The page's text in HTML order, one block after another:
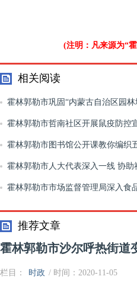
(注明：凡来源为“
相关阅读
霍林郭勒市巩固“内蒙古自治区园林
果 全面提升园林绿化水平
霍林郭勒市哲南社区开展鼠疫防控
霍林郭勒市图书馆公开课教你编织
霍林郭勒市人大代表深入一线 协助
防控霍林郭勒市市场监督管理局深入食
业孵化园开展食品安全检查
推荐文章
霍林郭勒市沙尔呼热街道
栏目： 时政 / 时间：2020-11-05